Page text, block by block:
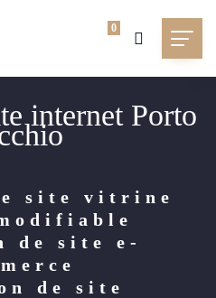
0
internet Porto
site vitrine
de site e-
de site